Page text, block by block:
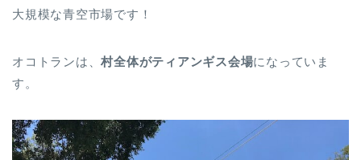
大規模な青空市場です！
オコトランは、村全体がティアンギス会場になっていま
す。